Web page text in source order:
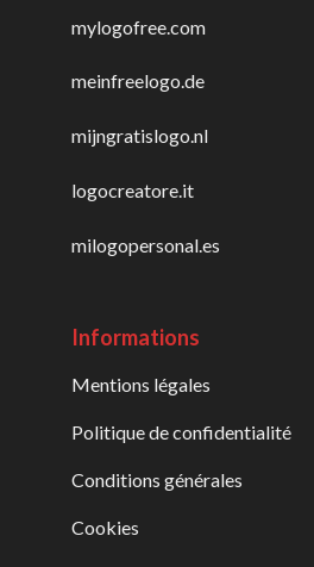
Informations
Mentions légales
Politique de confidentialité
Conditions générales
Cookies
mylogofree.com
meinfreelogo.de
mijngratislogo.nl
logocreatore.it
milogopersonal.es